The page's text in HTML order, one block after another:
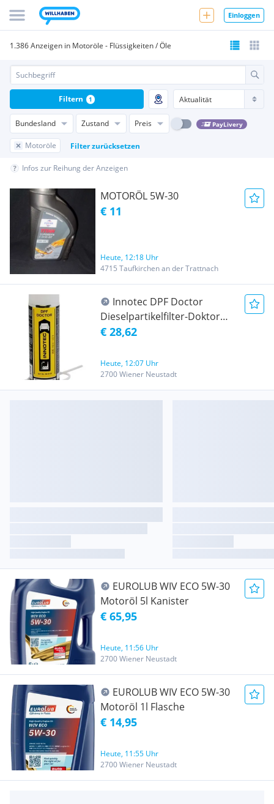
Einloggen
1.386 Anzeigen in Motoröle - Flüssigkeiten / Öle
Bundesland Zustand Preis PayLivery
Motoröle Filter zurücksetzen
Filtern 1
Infos zur Reihung der Anzeigen
MOTORÖL 5W-30
€ 11
Heute, 12:18 Uhr
4715 Taufkirchen an der Trattnach
Innotec DPF Doctor
Dieselpartikelfilter-Doktor
500 ml
€ 28,62
Heute, 12:07 Uhr
2700 Wiener Neustadt
EUROLUB WIV ECO 5W-30
Motoröl 5l Kanister
€ 65,95
Heute, 11:56 Uhr
2700 Wiener Neustadt
EUROLUB WIV ECO 5W-30
Motoröl 1l Flasche
€ 14,95
Heute, 11:55 Uhr
2700 Wiener Neustadt